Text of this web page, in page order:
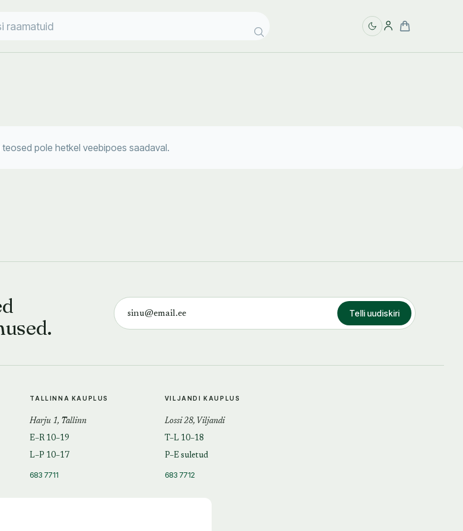
teosed pole hetkel veebipoes saadaval.
Telli uudiskiri
TALLINNA KAUPLUS
Harju 1, Tallinn
E–R 10–19
L–P 10–17
683 7711
VILJANDI KAUPLUS
Lossi 28, Viljandi
T–L 10–18
P–E suletud
683 7712